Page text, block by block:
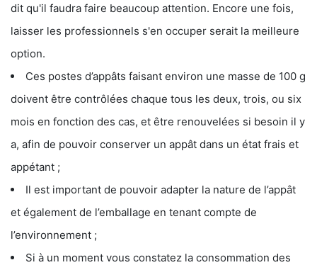
dit qu'il faudra faire beaucoup attention. Encore une fois,
laisser les professionnels s'en occuper serait la meilleure
option.
Ces postes d’appâts faisant environ une masse de 100 g
doivent être contrôlées chaque tous les deux, trois, ou six
mois en fonction des cas, et être renouvelées si besoin il y
a, afin de pouvoir conserver un appât dans un état frais et
appétant ;
Il est important de pouvoir adapter la nature de l’appât
et également de l’emballage en tenant compte de
l’environnement ;
Si à un moment vous constatez la consommation des